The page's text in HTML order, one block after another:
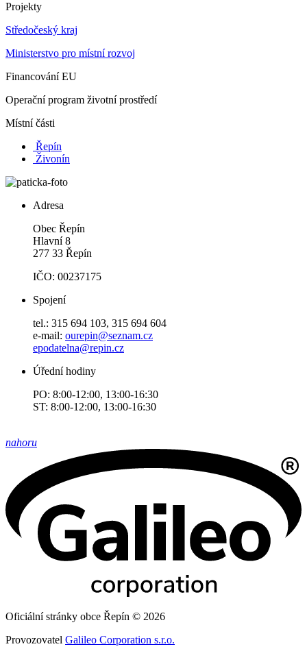
Projekty
Středočeský kraj
Ministerstvo pro místní rozvoj
Financování EU
Operační program životní prostředí
Místní části
Řepín
Živonín
Adresa
Obec Řepín
Hlavní 8
277 33 Řepín
IČO: 00237175
Spojení
tel.: 315 694 103, 315 694 604
e-mail: ourepin@seznam.cz
epodatelna@repin.cz
Úřední hodiny
PO: 8:00-12:00, 13:00-16:30
ST: 8:00-12:00, 13:00-16:30
nahoru
Oficiální stránky obce Řepín © 2026
Provozovatel Galileo Corporation s.r.o.